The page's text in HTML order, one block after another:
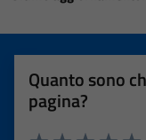
Quanto sono
pagina?